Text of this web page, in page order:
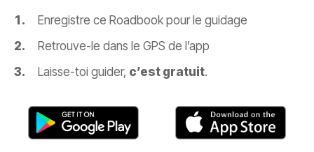
Enregistre ce Roadbook pour le guidage
Retrouve-le dans le GPS de l’app
Laisse-toi guider, c’est gratuit.